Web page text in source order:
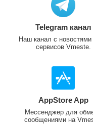
Telegram канал
Наш канал с новостями
сервисов Vmeste.
AppStore App
Мессенджер для
сообщениями на